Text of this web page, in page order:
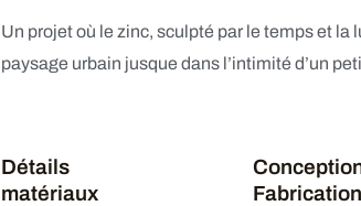
Un projet où le zinc, sculpté par le temps et la
paysage urbain jusque dans l’intimité d’un
Détails
matériaux
Fabrication